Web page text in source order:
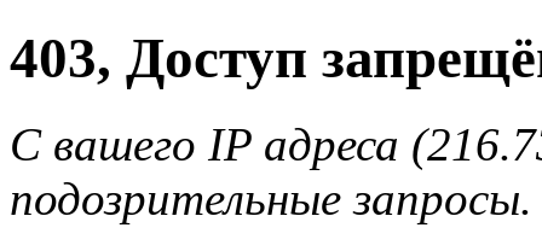
403, Доступ
С вашего IP адреса
подозрительные запросы.